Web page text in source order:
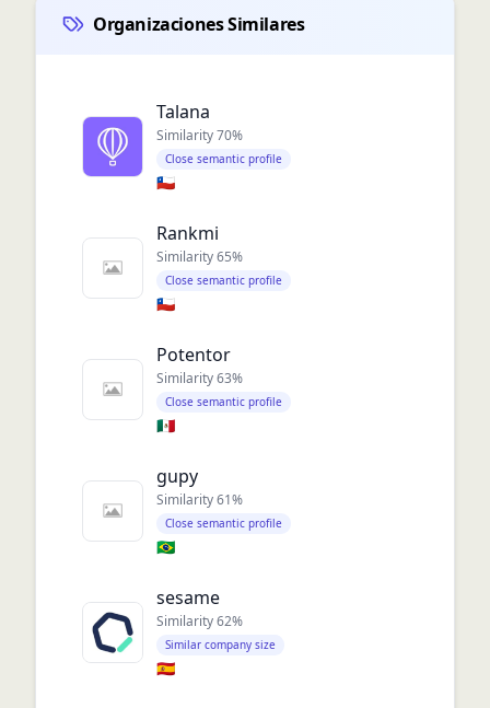
Organizaciones Similares
Talana
Similarity70%
Close semantic profile
🇨🇱
Rankmi
Similarity65%
Close semantic profile
🇨🇱
Potentor
Similarity63%
Close semantic profile
🇲🇽
gupy
Similarity61%
Close semantic profile
🇧🇷
sesame
Similarity62%
Similar company size
🇪🇸